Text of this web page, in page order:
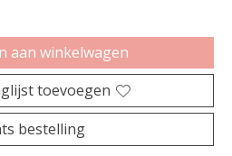
aan winkelwagen
toevoegen
bestelling